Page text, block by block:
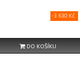
-3 630 Kč
DO KOŠÍKU